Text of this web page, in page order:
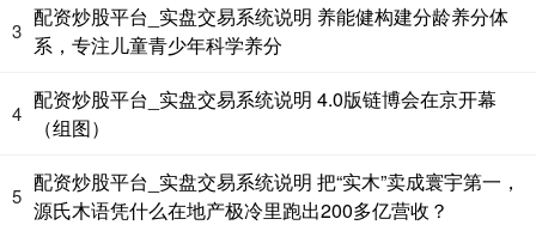
3
配资炒股平台_实盘交易系统说明 养能健构建分龄养分体
系，专注儿童青少年科学养分
4
配资炒股平台_实盘交易系统说明 4.0版链博会在京开幕
（组图）
5
配资炒股平台_实盘交易系统说明 把“实木”卖成寰宇第一，
源氏木语凭什么在地产极冷里跑出200多亿营收？